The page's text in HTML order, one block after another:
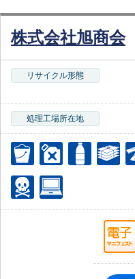
株式会社旭商会
リサイクル形態
処理工場所在地